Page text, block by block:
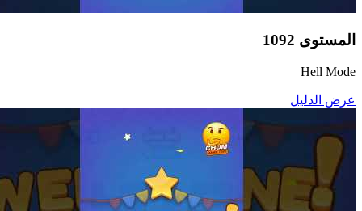
المستوى 1092
Hell Mode
عرض الدليل